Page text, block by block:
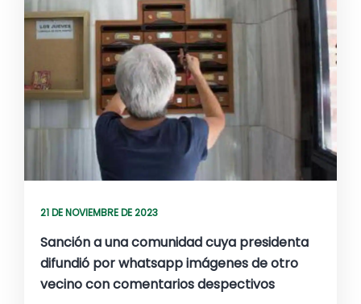
21 DE NOVIEMBRE DE 2023
Sanción a una comunidad cuya presidenta
difundió por whatsapp imágenes de otro
vecino con comentarios despectivos